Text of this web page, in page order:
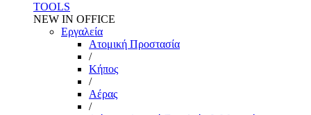
TOOLS
NEW IN OFFICE
Εργαλεία
Aτομική Προστασία
/
Kήπος
/
Αέρας
/